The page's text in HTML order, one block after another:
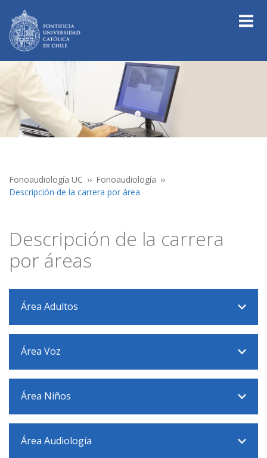
Fonoaudiología UC
Fonoaudiología
Descripción de la carrera por área
Descripción de la carrera
por áreas
Área Adultos
Área Voz
Área Niños
Área Audiología